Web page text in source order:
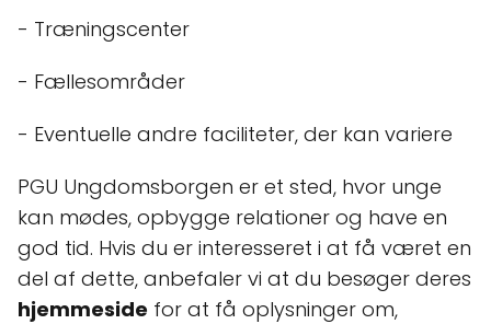
- Træningscenter
- Fællesområder
- Eventuelle andre faciliteter, der kan variere
PGU Ungdomsborgen er et sted, hvor unge
kan mødes, opbygge relationer og have en
god tid. Hvis du er interesseret i at få været en
del af dette, anbefaler vi at du besøger deres
hjemmeside for at få oplysninger om,